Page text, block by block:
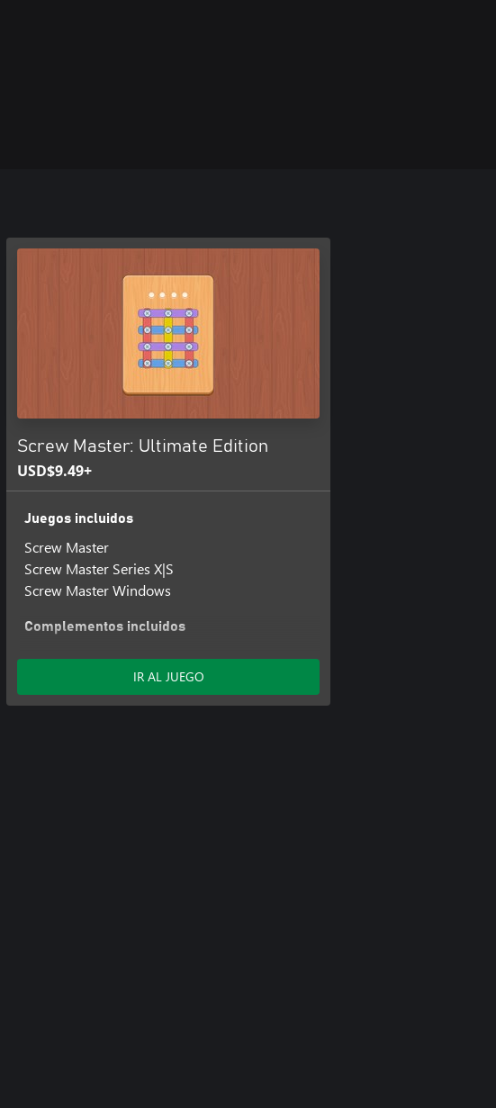
Screw Master: Ultimate Edition
USD$9.49+
Juegos incluidos
Screw Master
Screw Master Series X|S
Screw Master Windows
Complementos incluidos
Screw Master: Screwtopia
Screw Master: Screwtopia Windows
Screw Master: Screwtopia Series X|S
IR AL JUEGO